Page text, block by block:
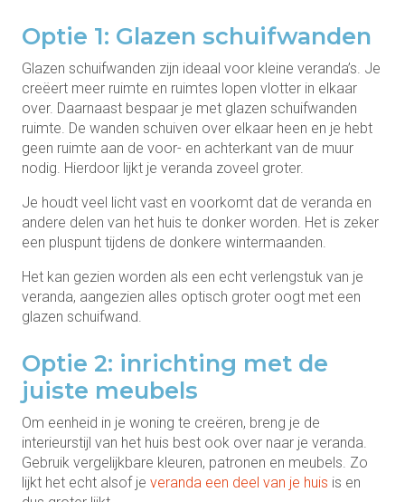
Optie 1: Glazen schuifwanden
Glazen schuifwanden zijn ideaal voor kleine veranda’s. Je
creëert meer ruimte en ruimtes lopen vlotter in elkaar
over. Daarnaast bespaar je met glazen schuifwanden
ruimte. De wanden schuiven over elkaar heen en je hebt
geen ruimte aan de voor- en achterkant van de muur
nodig. Hierdoor lijkt je veranda zoveel groter.
Je houdt veel licht vast en voorkomt dat de veranda en
andere delen van het huis te donker worden. Het is zeker
een pluspunt tijdens de donkere wintermaanden.
Het kan gezien worden als een echt verlengstuk van je
veranda, aangezien alles optisch groter oogt met een
glazen schuifwand.
Optie 2: inrichting met de
juiste meubels
Om eenheid in je woning te creëren, breng je de
interieurstijl van het huis best ook over naar je veranda.
Gebruik vergelijkbare kleuren, patronen en meubels. Zo
lijkt het echt alsof je veranda een deel van je huis is en